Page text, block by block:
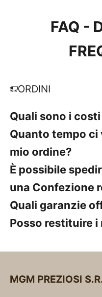
FAQ -
ORDINI
Quali sono i
Quanto tempo ci
mio ordine?
È possibile
una Confezione
Quali garanzie
Posso restituire
MGM PREZIOSI